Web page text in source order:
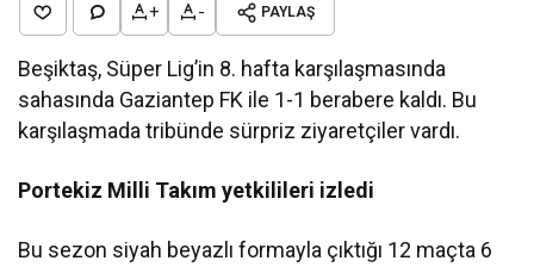
+ - PAYLAŞ
Beşiktaş, Süper Lig’in 8. hafta karşılaşmasında
sahasında Gaziantep FK ile 1-1 berabere kaldı. Bu
karşılaşmada tribünde sürpriz ziyaretçiler vardı.
Portekiz Milli Takım yetkilileri izledi
Bu sezon siyah beyazlı formayla çıktığı 12 maçta 6